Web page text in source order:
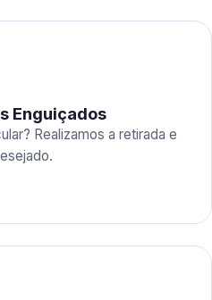
Enguiçados
Realizamos a retirada e